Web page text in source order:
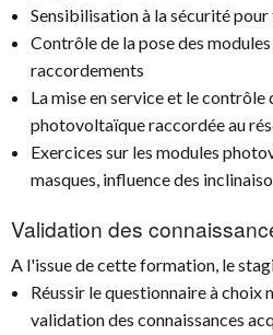
Sensibilisation à la sécurité
Contrôle de la pose des
raccordements
La mise en service et le
photovoltaïque raccordée au
Exercices sur les modules
masques, influence des
Validation des
A l'issue de cette formation, le
Réussir le questionnaire à
validation des connaissances